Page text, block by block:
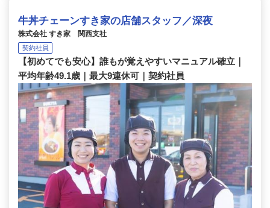
牛丼チェーンすき家の店舗スタッフ／深夜
株式会社 すき家 関西支社
契約社員
【初めてでも安心】誰もが覚えやすいマニュアル確立｜
平均年齢49.1歳｜最大9連休可｜契約社員